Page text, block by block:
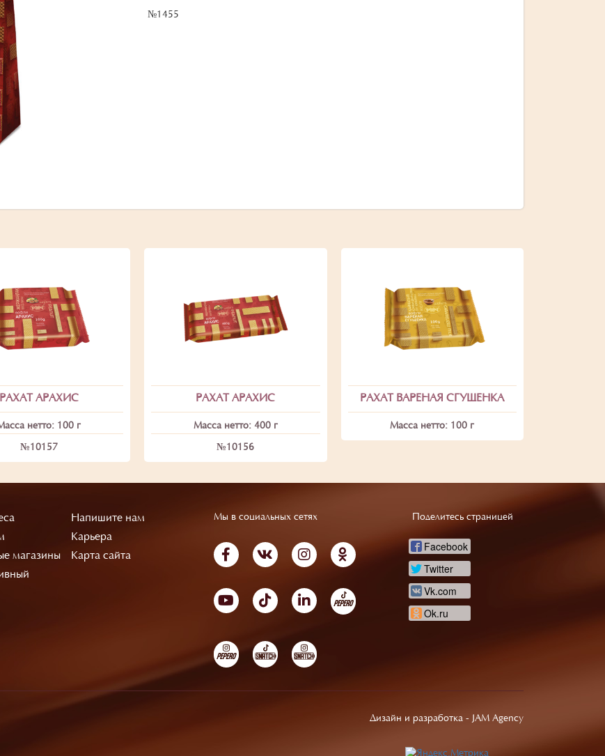
№1455
РАХАТ АРАХИС
нетто: 100 г
№10157
РАХАТ АРАХИС
Масса нетто: 400 г
№10156
РАХАТ ВАРЕНАЯ СГУЩЕНКА
Масса нетто: 100 г
Напишите нам
Карьера
магазины
Карта сайта
Мы в социальных сетях Поделитесь страницей
Facebook
Twitter
Vk.com
Ok.ru
Дизайн и разработка - JAM Agency